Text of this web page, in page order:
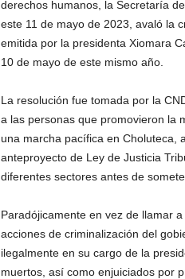
derechos humanos, la Secretaría
este 11 de mayo de 2023, avaló la
emitida por la presidenta Xiomara
10 de mayo de este mismo año.
La resolución fue tomada por la
a las personas que promovieron la
una marcha pacífica en Choluteca,
anteproyecto de Ley de Justicia
diferentes sectores antes de
Paradójicamente en vez de llamar
acciones de criminalización del
ilegalmente en su cargo de la
muertos, así como enjuiciados por